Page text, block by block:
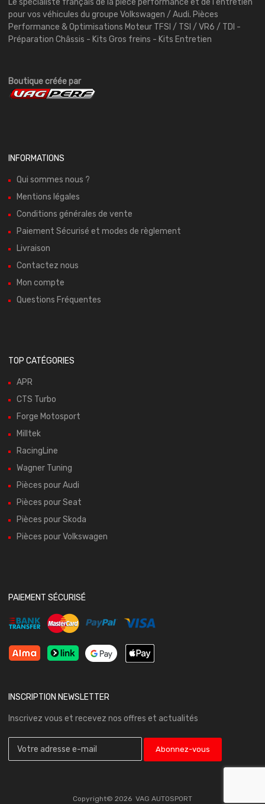
Le spécialiste français de la pièce performance et de l'entretien
pour vos véhicules du groupe Volkswagen / Audi. Pièces
Performance & Optimisations Moteur TFSI / TSI / VR6 / TDI -
Préparation Châssis - Kits Gros freins - Kits Entretien
Boutique créée par
INFORMATIONS
Qui sommes nous ?
Mentions légales
Conditions générales de vente
Paiement Sécurisé et modes de règlement
Livraison
Contactez nous
Mon compte
Questions Fréquentes
TOP CATÉGORIES
APR
CTS Turbo
Forge Motosport
Milltek
RacingLine
Wagner Tuning
Pièces pour Audi
Pièces pour Seat
Pièces pour Skoda
Pièces pour Volkswagen
PAIEMENT SÉCURISÉ
INSCRIPTION NEWSLETTER
Inscrivez vous et recevez nos offres et actualités
Copyright© 2026 VAG AUTOSPORT